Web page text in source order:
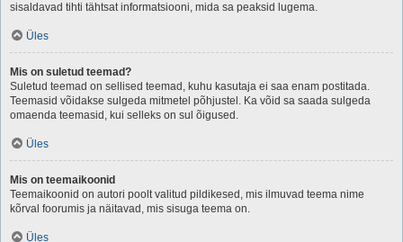
sisaldavad tihti tähtsat informatsiooni, mida sa peaksid lugema.
Üles
Mis on suletud teemad?
Suletud teemad on sellised teemad, kuhu kasutaja ei saa enam postitada.
Teemasid võidakse sulgeda mitmetel põhjustel. Ka võid sa saada sulgeda
omaenda teemasid, kui selleks on sul õigused.
Üles
Mis on teemaikoonid
Teemaikoonid on autori poolt valitud pildikesed, mis ilmuvad teema nime
kõrval foorumis ja näitavad, mis sisuga teema on.
Üles